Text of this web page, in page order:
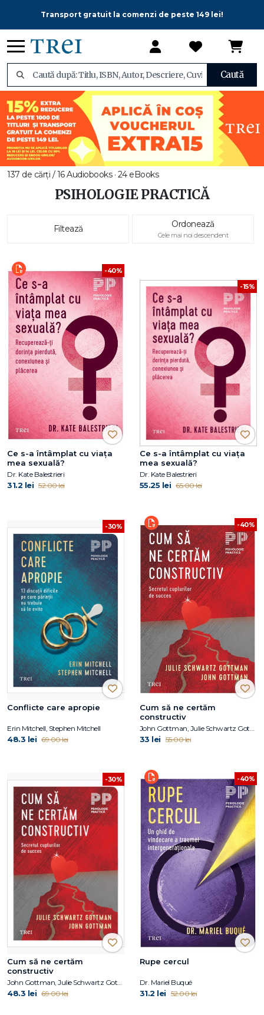
Transport gratuit la comenzi de peste 149 lei!
Caută
137 de cărți / 16 Audiobooks · 24 eBooks
PSIHOLOGIE PRACTICĂ
Filtează Ordonează
Cele mai noi descendent
-40%
Ce s-a întâmplat cu viața
mea sexuală?
Dr. Kate Balestrieri
31.2 lei 52.00 lei
-15%
Ce s-a întâmplat cu viața
mea sexuală?
Dr. Kate Balestrieri
55.25 lei 65.00 lei
-30%
Conflicte care apropie
Erin Mitchell, Stephen Mitchell
48.3 lei 69.00 lei
-40%
Cum să ne certăm
constructiv
33 lei 55.00 lei
-30%
Cum să ne certăm
constructiv
48.3 lei 69.00 lei
-40%
Rupe cercul
Dr. Mariel Buqué
31.2 lei 52.00 lei